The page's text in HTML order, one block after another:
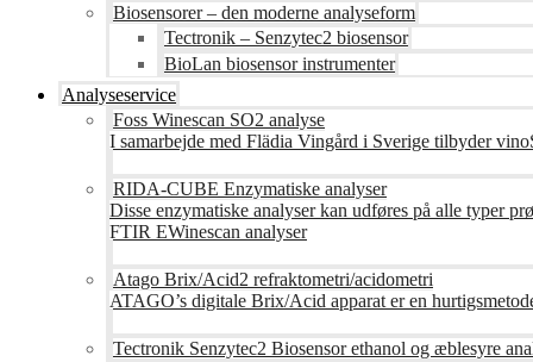
Biosensorer – den moderne analyseform
Tectronik – Senzytec2 biosensor
BioLan biosensor instrumenter
Analyseservice
Foss Winescan SO2 analyse
I samarbejde med Flädia Vingård i Sverige tilbyder
RIDA-CUBE Enzymatiske analyser
Disse enzymatiske analyser kan udføres på alle typer
FTIR EWinescan analyser
Atago Brix/Acid2 refraktometri/acidometri
ATAGO’s digitale Brix/Acid apparat er en
Tectronik Senzytec2 Biosensor ethanol og æblesyre